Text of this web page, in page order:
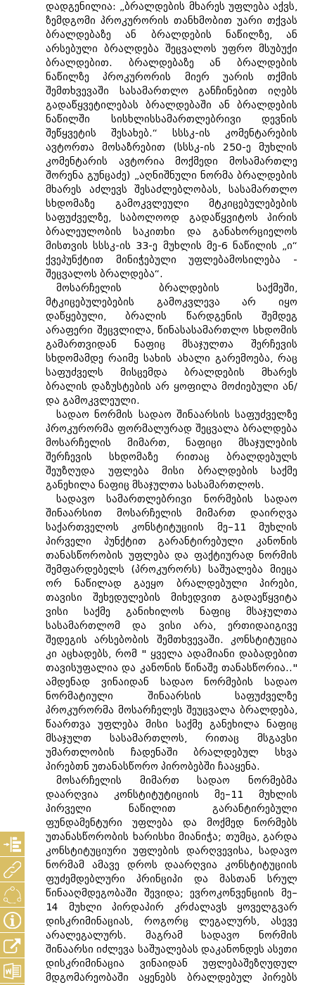
დადგენილია: „ბრალდების მხარეს უფლება აქვს,
ზემდგომი პროკურორის თანხმობით უარი თქვას
ბრალდებაზე ან ბრალდების ნაწილზე, ან
არსებული ბრალდება შეცვალოს უფრო მსუბუქი
ბრალდებით. ბრალდებაზე ან ბრალდების
ნაწილზე პროკურორის მიერ უარის თქმის
შემთხვევაში სასამართლო განჩინებით იღებს
გადაწყვეტილებას ბრალდებაში ან ბრალდების
ნაწილში სისხლისსამართლებრივი დევნის
შეწყვეტის შესახებ.“ სსსკ-ის კომენტარების
ავტორთა მოსაზრებით (სსსკ-ის 250-ე მუხლის
კომენტარის ავტორია მოქმედი მოსამართლე
შორენა გუნცაძე) „აღნიშნული ნორმა ბრალდების
მხარეს აძლევს შესაძლებლობას, სასამართლო
სხდომაზე გამოკვლეული მტკიცებულებების
საფუძველზე, საბოლოოდ გადაწყვიტოს პირის
ბრალეულობის საკითხი და განახორციელოს
მისთვის სსსკ-ის 33-ე მუხლის მე-6 ნაწილის „ი“
ქვეპუნქტით მინიჭებული უფლებამოსილება -
შეცვალოს ბრალდება“.
მოსარჩელის ბრალდების საქმეში,
მტკიცებულებების გამოკვლევა არ იყო
დაწყებული, ბრალის წარდგენის შემდეგ
არაფერი შეცვლილა, წინასასამართლო სხდომის
გამართვიდან ნაფიც მსაჯულთა შერჩევის
სხდომამდე რაიმე სახის ახალი გარემოება, რაც
საფუძველს მისცემდა ბრალდების მხარეს
ბრალის დაზუსტების არ ყოფილა მოძიებული ან/
და გამოკვლეული.
სადაო ნორმის სადაო შინაარსის საფუძველზე
პროკურორმა ფორმალურად შეცვალა ბრალდება
მოსარჩელის მიმართ, ნაფიცი მსაჯულების
შერჩევის სხდომაზე რითაც ბრალდებულს
შეუზღუდა უფლება მისი ბრალდების საქმე
განეხილა ნაფიც მსაჯულთა სასამართლოს.
სადავო სამართლებრივი ნორმების სადაო
შინაარსით მოსარჩელის მიმართ დაირღვა
საქართველოს კონსტიტუციის მე–11 მუხლის
პირველი პუნქტით გარანტირებული კანონის
თანასწორობის უფლება და ფაქტიურად ნორმის
შემფარდებელს (პროკურორს) საშუალება მიეცა
ორ ნაწილად გაეყო ბრალდებული პირები,
თავისი შეხედულების მიხედვით გადაეწყვიტა
ვისი საქმე განიხილოს ნაფიც მსაჯულთა
სასამართლომ და ვისი არა, ერთიდაიგივე
შედეგის არსებობის შემთხვევაში. კონსტიტუცია
კი აცხადებს, რომ " ყველა ადამიანი დაბადებით
თავისუფალია და კანონის წინაშე თანასწორია.."
ამდენად ვინაიდან სადაო ნორმების სადაო
ნორმატიული შინაარსის საფუძველზე
პროკურორმა მოსარჩელეს შეუცვალა ბრალდება,
წაართვა უფლება მისი საქმე განეხილა ნაფიც
მსაჯულთ სასამართლოს, რითაც მსგავსი
უმართლობის ჩადენაში ბრალდებულ სხვა
პირებთნ უთანასწორო პირობებში ჩააყენა.
მოსარჩელის მიმართ სადაო ნორმებმა
დაარღვია კონსტიტუტიციის მე–11 მუხლის
პირველი ნაწილით გარანტირებული
ფუნდამენტური უფლება და მოქმედ ნორმებს
უთანასწორობის ხარისხი მიანიჭა; თუმცა, გარდა
კონსტიტუციური უფლების დარღვევისა, სადავო
ნორმამ ამავე დროს დაარღვია კონსტიტუციის
ფუძემდებლური პრინციპი და მასთან სრულ
წინააღმდეგობაში შევიდა; ევროკონვენციის მე–
14 მუხლი პირდაპირ კრძალავს ყოველგვარ
დისკრიმინაციას, როგორც ლეგალურს, ასევე
არალეგალურს. მაგრამ სადავო ნორმის
შინაარსი იძლევა საშუალებას დაკანონდეს ასეთი
დისკრიმინაცია ვინაიდან უფლებაშეზღუდულ
მდგომარეობაში აყენებს ბრალდებულ პირებს